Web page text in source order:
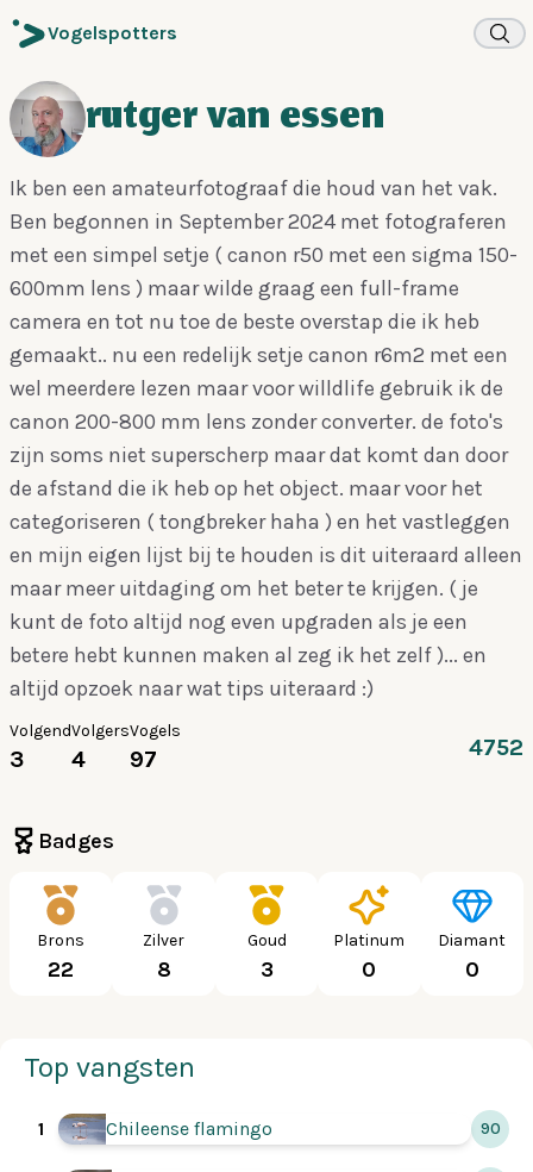
Vogelspotters
rutger van essen
Ik ben een amateurfotograaf die houd van het vak.
Ben begonnen in September 2024 met fotograferen
met een simpel setje ( canon r50 met een sigma 150-
600mm lens ) maar wilde graag een full-frame
camera en tot nu toe de beste overstap die ik heb
gemaakt.. nu een redelijk setje canon r6m2 met een
wel meerdere lezen maar voor willdlife gebruik ik de
canon 200-800 mm lens zonder converter. de foto's
zijn soms niet superscherp maar dat komt dan door
de afstand die ik heb op het object. maar voor het
categoriseren ( tongbreker haha ) en het vastleggen
en mijn eigen lijst bij te houden is dit uiteraard alleen
maar meer uitdaging om het beter te krijgen. ( je
kunt de foto altijd nog even upgraden als je een
betere hebt kunnen maken al zeg ik het zelf )... en
altijd opzoek naar wat tips uiteraard :)
Volgend
3
Volgers
4
Vogels
97 4752
Badges
Brons
22
Zilver
8
Goud
3
Platinum
0
Diamant
0
Top vangsten
1 Chileense flamingo 90